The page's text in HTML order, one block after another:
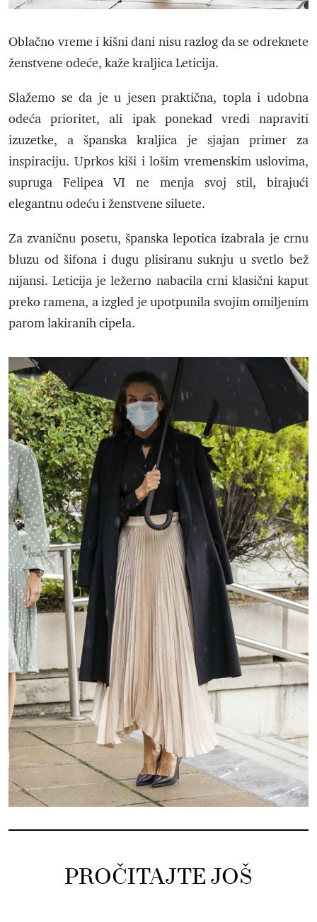
Oblačno vreme i kišni dani nisu razlog da se odreknete
ženstvene odeće, kaže kraljica Leticija.
Slažemo se da je u jesen praktična, topla i udobna
odeća prioritet, ali ipak ponekad vredi napraviti
izuzetke, a španska kraljica je sjajan primer za
inspiraciju. Uprkos kiši i lošim vremenskim uslovima,
supruga Felipea VI ne menja svoj stil, birajući
elegantnu odeću i ženstvene siluete.
Za zvaničnu posetu, španska lepotica izabrala je crnu
bluzu od šifona i dugu plisiranu suknju u svetlo bež
nijansi. Leticija je ležerno nabacila crni klasični kaput
preko ramena, a izgled je upotpunila svojim omiljenim
parom lakiranih cipela.
PROČITAJTE JOŠ